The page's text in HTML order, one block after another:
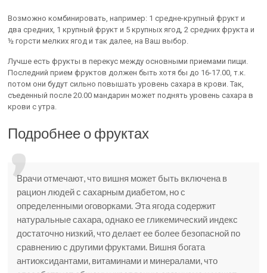
Возможно комбинировать, например: 1 средне-крупный фрукт и
два средних, 1 крупный фрукт и 5 крупных ягод, 2 средних фрукта и
½ горсти мелких ягод и так далее, на Ваш выбор.
Лучше есть фрукты в перекус между основными приемами пищи.
Последний прием фруктов должен быть хотя бы до 16-17.00, т.к.
потом они будут сильно повышать уровень сахара в крови. Так,
съеденный после 20.00 мандарин может поднять уровень сахара в
крови с утра.
Подробнее о фруктах
Врачи отмечают, что вишня может быть включена в
рацион людей с сахарным диабетом, но с
определенными оговорками. Эта ягода содержит
натуральные сахара, однако ее гликемический индекс
достаточно низкий, что делает ее более безопасной по
сравнению с другими фруктами. Вишня богата
антиоксидантами, витаминами и минералами, что